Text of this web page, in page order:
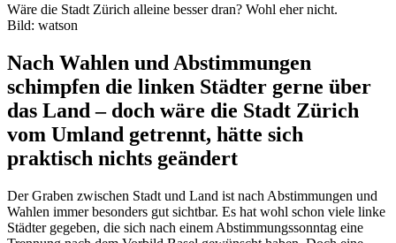
Wäre die Stadt Zürich alleine besser dran? Wohl eher nicht.
Bild: watson
Nach Wahlen und Abstimmungen
schimpfen die linken Städter gerne über
das Land – doch wäre die Stadt Zürich
vom Umland getrennt, hätte sich
praktisch nichts geändert
Der Graben zwischen Stadt und Land ist nach Abstimmungen und
Wahlen immer besonders gut sichtbar. Es hat wohl schon viele linke
Städter gegeben, die sich nach einem Abstimmungssonntag eine